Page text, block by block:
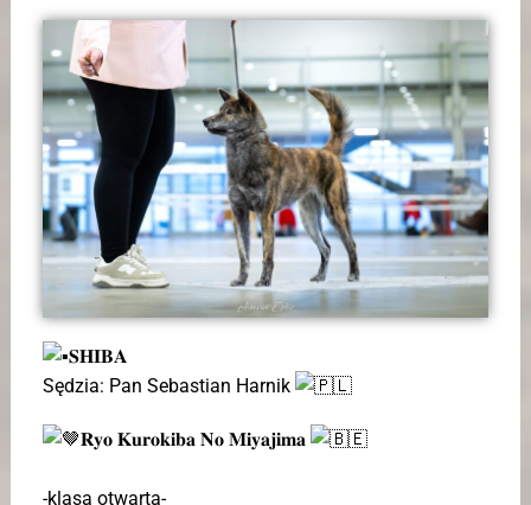
𝐒𝐇𝐈𝐁𝐀
Sędzia: Pan Sebastian Harnik
𝐑𝐲𝐨 𝐊𝐮𝐫𝐨𝐤𝐢𝐛𝐚 𝐍𝐨 𝐌𝐢𝐲𝐚𝐣𝐢𝐦𝐚
-klasa otwarta-